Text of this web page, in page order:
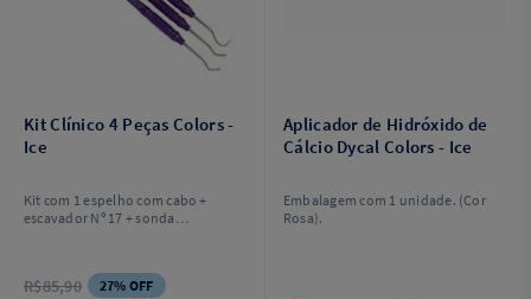
Kit Clínico 4 Peças Colors -
Ice
Kit com 1 espelho com cabo +
escavador Nº 17 + sonda
R$85,90 27% OFF
Aplicador de Hidróxido de
Cálcio Dycal Colors - Ice
Embalagem com 1 unidade. (Cor
Rosa).